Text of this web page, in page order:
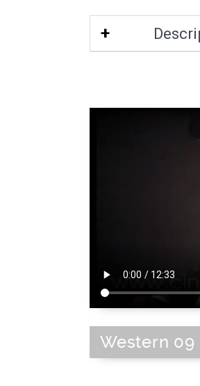
Western 09